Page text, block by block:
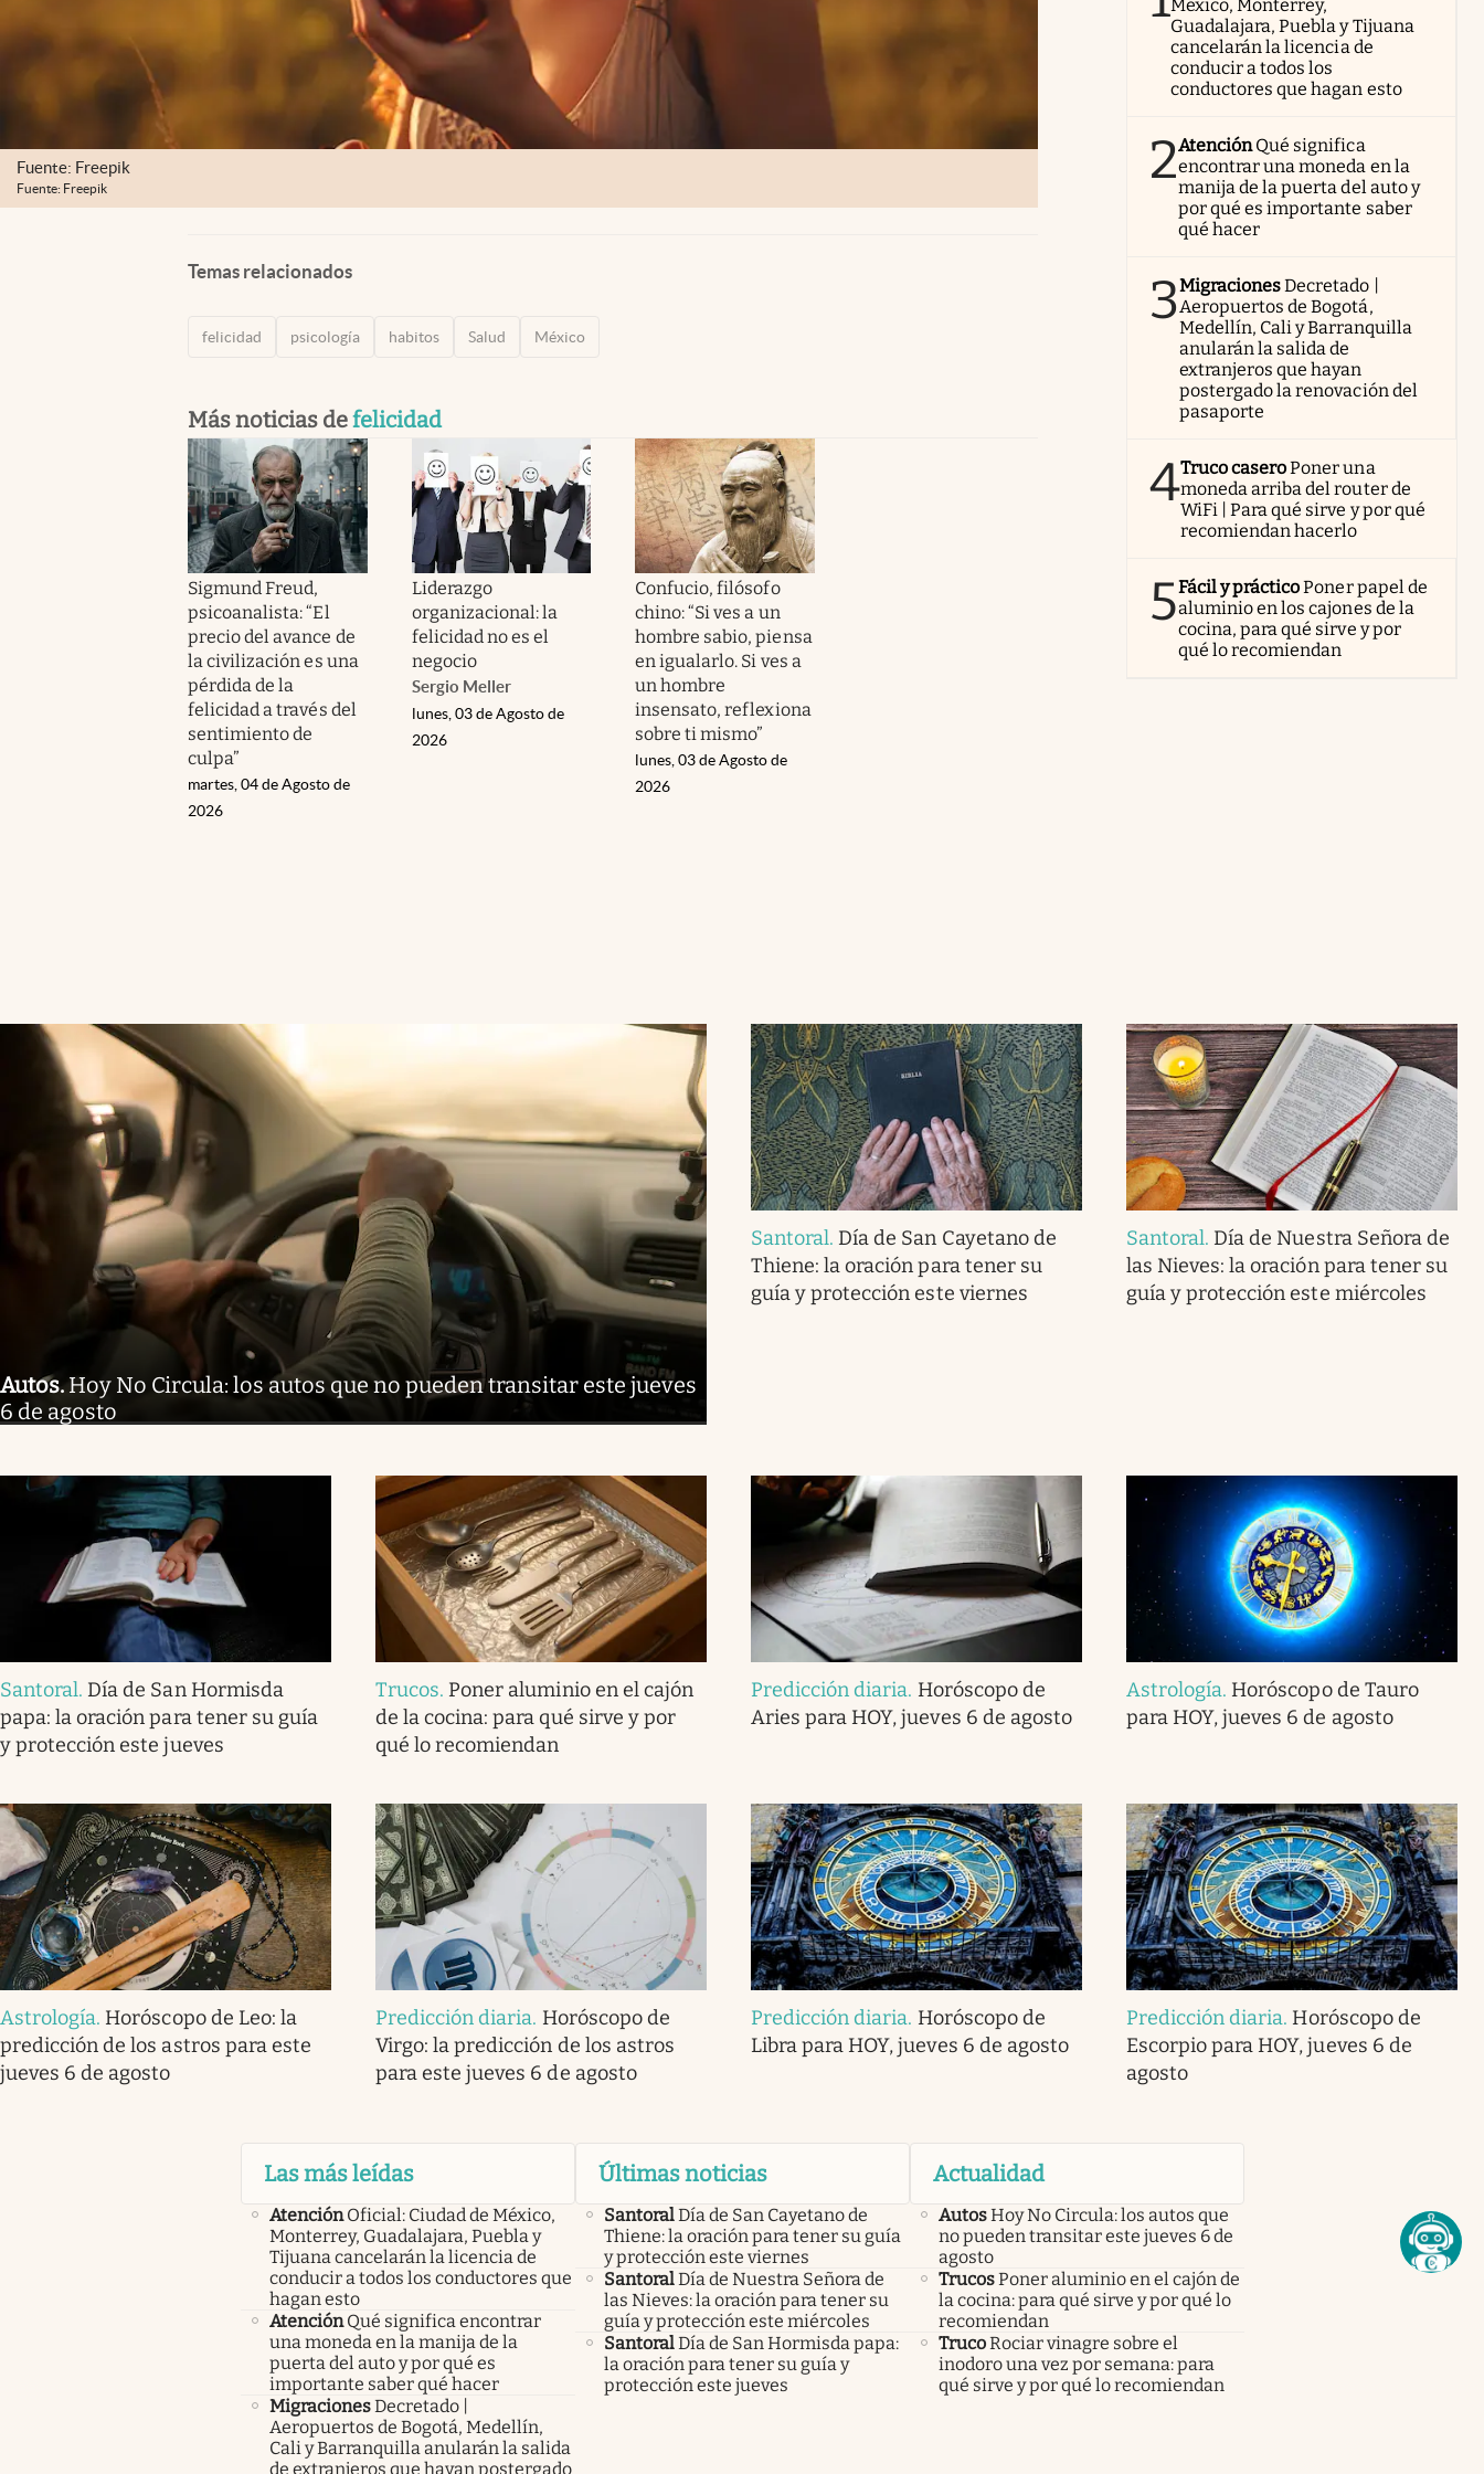
Fuente: Freepik
Fuente: Freepik
Temas relacionados
felicidad psicología habitos Salud México
Más noticias defelicidad
Sigmund Freud,
psicoanalista: “El
precio del avance de
la civilización es una
pérdida de la
felicidad a través del
sentimiento de
culpa”
martes, 04 de Agosto de
2026
Liderazgo
organizacional: la
felicidad no es el
negocio
Sergio Meller
lunes, 03 de Agosto de
2026
Confucio, filósofo
chino: “Si ves a un
hombre sabio, piensa
en igualarlo. Si ves a
un hombre
insensato, reflexiona
sobre ti mismo”
lunes, 03 de Agosto de
2026
México, Monterrey,
Guadalajara, Puebla y Tijuana
cancelarán la licencia de
conducir a todos los
conductores que hagan esto
2AtenciónQué significa
encontrar una moneda en la
manija de la puerta del auto y
por qué es importante saber
qué hacer
3MigracionesDecretado |
Aeropuertos de Bogotá,
Medellín, Cali y Barranquilla
anularán la salida de
extranjeros que hayan
postergado la renovación del
pasaporte
4Truco caseroPoner una
moneda arriba del router de
WiFi | Para qué sirve y por qué
recomiendan hacerlo
5Fácil y prácticoPoner papel de
aluminio en los cajones de la
cocina, para qué sirve y por
qué lo recomiendan
Autos.Hoy No Circula: los autos que no pueden transitar este jueves
6 de agosto
Santoral. Día de San Cayetano de
Thiene: la oración para tener su
guía y protección este viernes
Santoral. Día de Nuestra Señora de
las Nieves: la oración para tener su
guía y protección este miércoles
Santoral. Día de San Hormisda
papa: la oración para tener su guía
y protección este jueves
Trucos. Poner aluminio en el cajón
de la cocina: para qué sirve y por
qué lo recomiendan
Predicción diaria. Horóscopo de
Aries para HOY, jueves 6 de agosto
Astrología. Horóscopo de Tauro
para HOY, jueves 6 de agosto
Astrología. Horóscopo de Leo: la
predicción de los astros para este
jueves 6 de agosto
Predicción diaria. Horóscopo de
Virgo: la predicción de los astros
para este jueves 6 de agosto
Predicción diaria. Horóscopo de
Libra para HOY, jueves 6 de agosto
Predicción diaria. Horóscopo de
Escorpio para HOY, jueves 6 de
agosto
Las más leídas
Atención Oficial: Ciudad de México,
Monterrey, Guadalajara, Puebla y
Tijuana cancelarán la licencia de
conducir a todos los conductores que
hagan esto
Atención Qué significa encontrar
una moneda en la manija de la
puerta del auto y por qué es
importante saber qué hacer
MigracionesDecretado |
Aeropuertos de Bogotá, Medellín,
Cali y Barranquilla anularán la salida
de extranjeros que hayan postergado
Últimas noticias
SantoralDía de San Cayetano de
Thiene: la oración para tener su guía
y protección este viernes
SantoralDía de Nuestra Señora de
las Nieves: la oración para tener su
guía y protección este miércoles
SantoralDía de San Hormisda papa:
la oración para tener su guía y
protección este jueves
Actualidad
AutosHoy No Circula: los autos que
no pueden transitar este jueves 6 de
agosto
TrucosPoner aluminio en el cajón de
la cocina: para qué sirve y por qué lo
recomiendan
TrucoRociar vinagre sobre el
inodoro una vez por semana: para
qué sirve y por qué lo recomiendan